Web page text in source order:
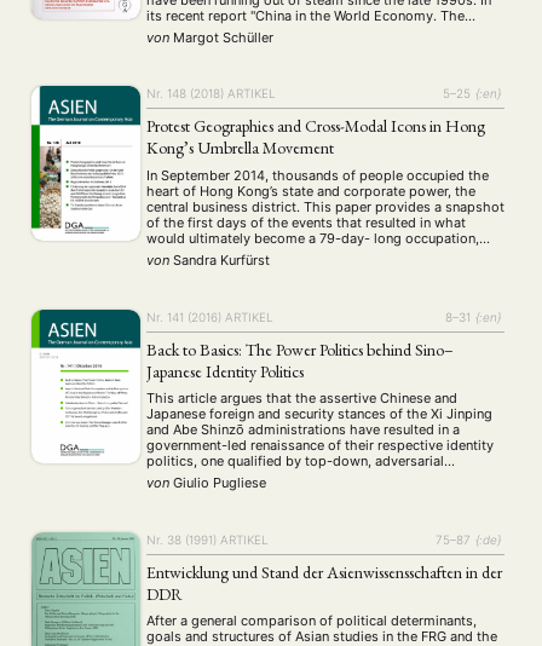
NEWS ASIEN ARBEITSKREISE VERANSTALTUNGEN EXPERTISE
its recent report "China in the World Economy. The
Domestic Policy Challenges", the OECD attributes the
structural problems to a lack …
von Margot Schüller
Nr. 148 (2018) ARTIKEL 5–25 {:en}
Protest Geographies and Cross-Modal Icons in Hong
Kong’s Umbrella Movement
In September 2014, thousands of people occupied the
heart of Hong Kong’s state and corporate power, the
central business district. This paper provides a snapshot
of the first days of the events that resulted in what
would ultimately become a 79-day- long occupation,
which eventually came to be known as the “Umbrella
Movement.” The paper …
von Sandra Kurfürst
Nr. 141 (2016) ARTIKEL 8–31 {:en}
Back to Basics: The Power Politics behind Sino–
Japanese Identity Politics
This article argues that the assertive Chinese and
Japanese foreign and security stances of the Xi Jinping
and Abe Shinzō administrations have resulted in a
government-led renaissance of their respective identity
politics, one qualified by top-down, adversarial
nationalism. Aided by the nation-state’s communication
firepower, the two governments have instrumentally
von Giulio Pugliese
Nr. 38 (1991) ARTIKEL 75–87 {:de}
Entwicklung und Stand der Asienwissensschaften in der
DDR
After a general comparison of political determinants,
goals and structures of Asian studies in the FRG and the